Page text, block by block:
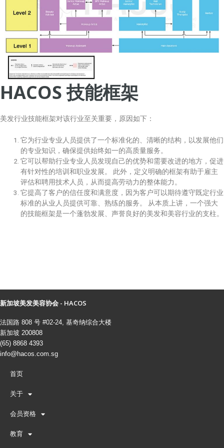
HACOS 技能框架
美发行业技能框架对该行业至关重要，原因如下：
它为行业专业人员提供了一个标准化的、清晰的结构，以发展他们
的专业知识，确保提供始终如一的高质量服务。
它可以帮助行业专业人员发现自己的优势和需要改进的地方，促进
有针对性的培训和职业发展。 此外，定义明确的框架有助于雇主
评估和聘用技术人员，从而提高劳动力的整体能力。
它提高了客户的信任度和满意度，因为客户可以期待遵守既定行业
标准的从业人员提供可靠、熟练的服务。 从本质上讲，一个强大
的技能框架是一个蓬勃发展、声誉良好的美发和美容行业的支柱。
新加坡美发美容协会 - HACOS
法国路 808 号 #02-24, 基奇纳综合大楼
新加坡 200808
(65) 8868 4393
info@hacos.com.sg
首页
关于
会员资格
教育